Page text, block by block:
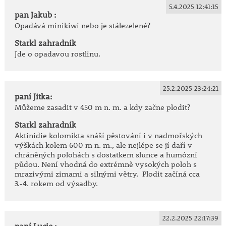
• popnutí zdí a opěrných konstrukcí
• jedlé zahrady
• okrasné i užitkové výsadby
kde se nejlépe vybarví listy i dozrají plody
• kořeny udržujte v chladnější půdě pomocí mulče,
zatímco nadzemní část ocení dostatek světla
• mladé výhony pravidelně přivazujte k opoře, aby
rostlina vytvořila rovnoměrně zapojenou zelenou
stěnu
• plody sklízejte postupně, jakmile změknou a získají
plnou sladkost
Flamingo Minikiwi 'Dr Szymanowski'
. Je ideální volbou pro každého, kdo hledá
5.4.2025 12:41:15
pan Jakub :
Opadává minikiwi nebo je stálezelené?
Starkl zahradník
Jde o opadavou rostlinu.
25.2.2025 23:24:21
paní Jitka:
Můžeme zasadit v 450 m n. m. a kdy začne plodit?
Starkl zahradník
Aktinidie kolomikta snáší pěstování i v nadmořských
výškách kolem 600 m n. m., ale nejlépe se jí daří v
chráněných polohách s dostatkem slunce a humózní
půdou. Není vhodná do extrémně vysokých poloh s
mrazivými zimami a silnými větry. Plodit začíná cca
3.-4. rokem od výsadby.
22.2.2025 22:17:39